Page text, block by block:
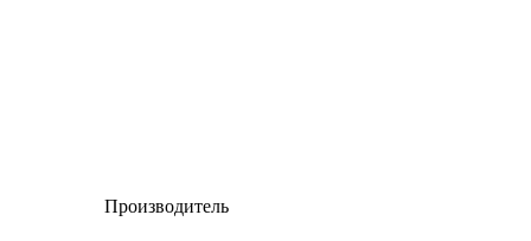
Производитель